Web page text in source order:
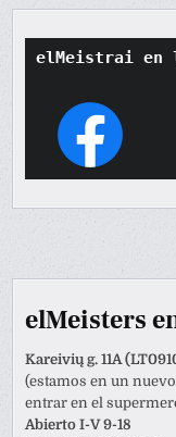
elMeistrai en
elMeisters
Kareivių g. 11A
(estamos en un
entrar en el
Abierto I-V 9-18